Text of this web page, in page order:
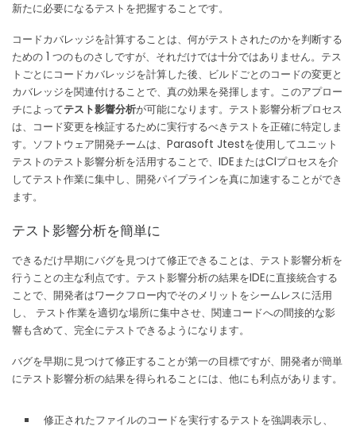
新たに必要になるテストを把握することです。
コードカバレッジを計算することは、何がテストされたのかを判断する
ための 1 つのものさしですが、それだけでは十分ではありません。 テス
トごとにコードカバレッジを計算した後、ビルドごとのコードの変更と
カバレッジを関連付けることで、真の効果を発揮します。 このアプロー
チによってテスト影響分析が可能になります。テスト影響分析プロセス
は、コード変更を検証するために実行するべきテストを正確に特定しま
す。 ソフトウェア開発チームは、Parasoft Jtestを使用してユニット
テストのテスト影響分析を活用することで、IDEまたはCIプロセスを介
してテスト作業に集中し、開発パイプラインを真に加速することができ
ます。
テスト影響分析を簡単に
できるだけ早期にバグを見つけて修正できることは、テスト影響分析を
行うことの主な利点です。 テスト影響分析の結果をIDEに直接統合する
ことで、開発者はワークフロー内でそのメリットをシームレスに活用
し、 テスト作業を適切な場所に集中させ、関連コードへの間接的な影
響も含めて、完全にテストできるようになります。
バグを早期に見つけて修正することが第一の目標ですが、開発者が簡単
にテスト影響分析の結果を得られることには、他にも利点があります。
修正されたファイルのコードを実行するテストを強調表示し、